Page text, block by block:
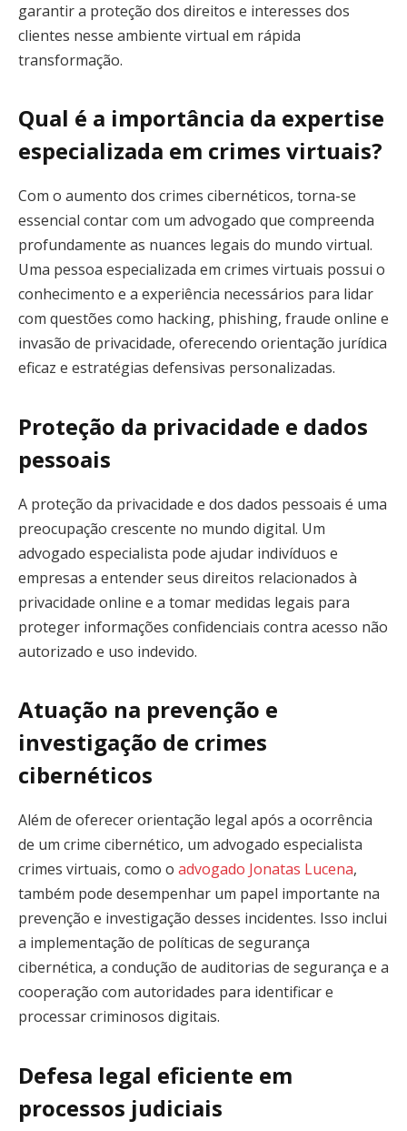
garantir a proteção dos direitos e interesses dos
clientes nesse ambiente virtual em rápida
transformação.
Qual é a importância da expertise
especializada em crimes virtuais?
Com o aumento dos crimes cibernéticos, torna-se
essencial contar com um advogado que compreenda
profundamente as nuances legais do mundo virtual.
Uma pessoa especializada em crimes virtuais possui o
conhecimento e a experiência necessários para lidar
com questões como hacking, phishing, fraude online e
invasão de privacidade, oferecendo orientação jurídica
eficaz e estratégias defensivas personalizadas.
Proteção da privacidade e dados
pessoais
A proteção da privacidade e dos dados pessoais é uma
preocupação crescente no mundo digital. Um
advogado especialista pode ajudar indivíduos e
empresas a entender seus direitos relacionados à
privacidade online e a tomar medidas legais para
proteger informações confidenciais contra acesso não
autorizado e uso indevido.
Atuação na prevenção e
investigação de crimes
cibernéticos
Além de oferecer orientação legal após a ocorrência
de um crime cibernético, um advogado especialista
crimes virtuais, como o advogado Jonatas Lucena,
também pode desempenhar um papel importante na
prevenção e investigação desses incidentes. Isso inclui
a implementação de políticas de segurança
cibernética, a condução de auditorias de segurança e a
cooperação com autoridades para identificar e
processar criminosos digitais.
Defesa legal eficiente em
processos judiciais